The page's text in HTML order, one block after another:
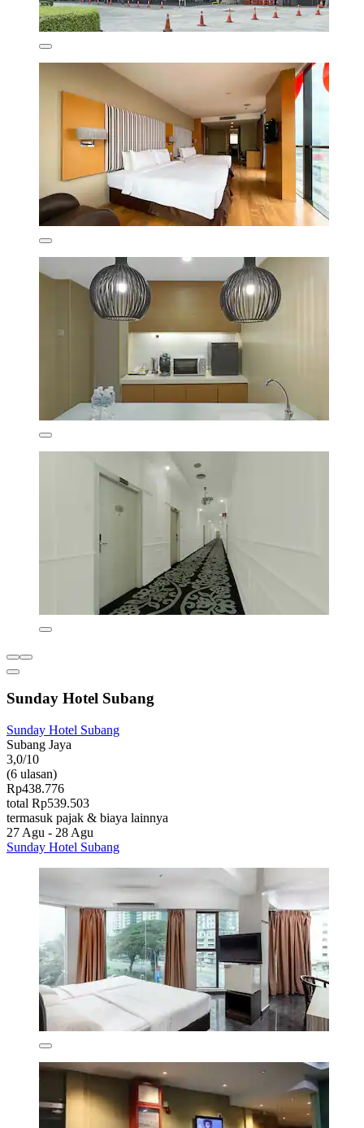
Sunday Hotel Subang
Sunday Hotel Subang
Subang Jaya
3,0/10
(6 ulasan)
Rp438.776
total Rp539.503
termasuk pajak & biaya lainnya
27 Agu - 28 Agu
Sunday Hotel Subang